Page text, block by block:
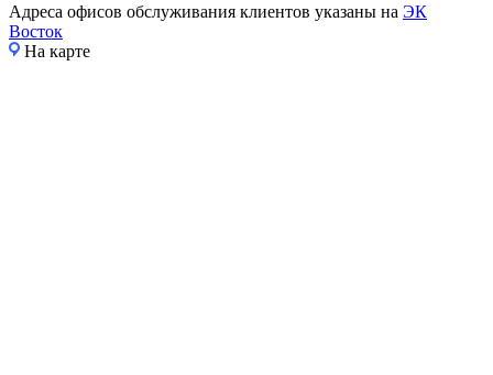
Адреса офисов обслуживания клиентов указаны на ЭК
Восток
На карте